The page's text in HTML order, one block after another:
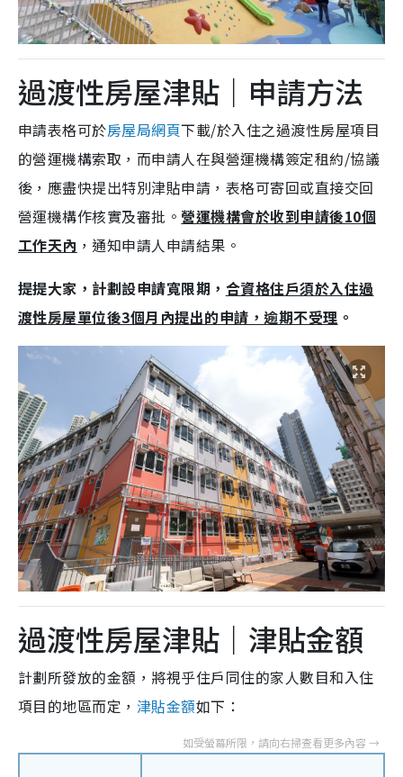
過渡性房屋津貼｜申請方法
申請表格可於房屋局網頁下載/於入住之過渡性房屋項目
的營運機構索取，而申請人在與營運機構簽定租約/協議
後，應盡快提出特別津貼申請，表格可寄回或直接交回
營運機構作核實及審批。 營運機構會於收到申請後10個
工作天內 ，通知申請人申請結果。
提提大家，計劃設申請寬限期， 合資格住戶須於入住過
渡性房屋單位後3個月內提出的申請，逾期不受理 。
過渡性房屋津貼｜津貼金額
計劃所發放的金額，將視乎住戶同住的家人數目和入住
項目的地區而定， 津貼金額如下：